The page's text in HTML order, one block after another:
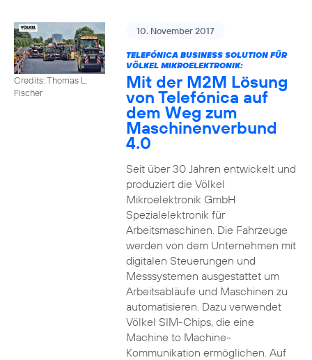
Credits: Thomas L.
Fischer
10. November 2017
TELEFÓNICA BUSINESS SOLUTION FÜR
VÖLKEL MIKROELEKTRONIK:
Mit der M2M Lösung
von Telefónica auf
dem Weg zum
Maschinenverbund
4.0
Seit über 30 Jahren entwickelt und
produziert die Völkel
Mikroelektronik GmbH
Spezialelektronik für
Arbeitsmaschinen. Die Fahrzeuge
werden von dem Unternehmen mit
digitalen Steuerungen und
Messsystemen ausgestattet um
Arbeitsabläufe und Maschinen zu
automatisieren. Dazu verwendet
Völkel SIM-Chips, die eine
Machine to Machine-
Kommunikation ermöglichen. Auf